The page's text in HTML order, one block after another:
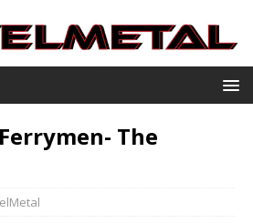
The